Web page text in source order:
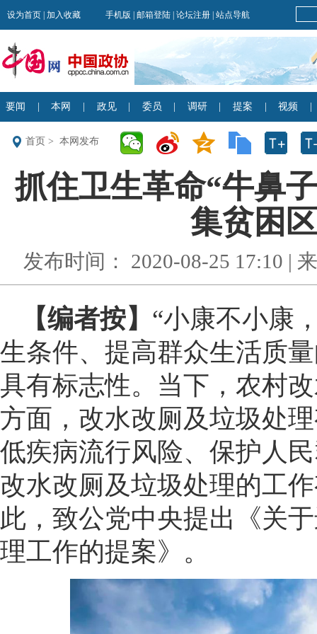
首页 > 本网发布
抓住卫生革命“牛鼻
集贫困
发布时间： 2020-08-25 17:10 |
【编者按】 “小康不小康
生条件、提高群众生活质
具有标志性。当下，农村
方面，改水改厕及垃圾处
低疾病流行风险、保护人
改水改厕及垃圾处理的工
此，致公党中央提出《关
理工作的提案》。